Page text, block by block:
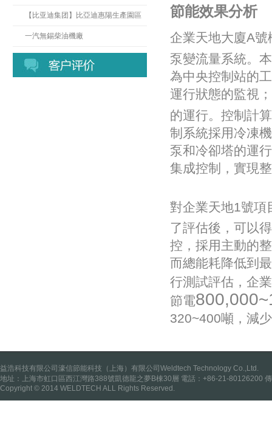
【比亚迪集团】比亞迪惠陽生產園區
一汽無錫柴油機廠
節能效果分析
企業天地大廈A
泵變流量系統。
為中央控制站的
運行狀態的監視
的運行。控制計
制系統採用冷凍
泵和冷卻塔的運
集成控制，實現
對企業天地1號項
了評估後，可以
控，採用主動的
而總能耗降低到
行測試評估，企
節電
320~400噸，減
益浩科技有限公司濠信節能科技（上海）有限公司Weldtech Technology Co.,Ltd.
地址：上海市虹口區西江灣路388號凱德龍之夢B棟30層 電話：+86-21-80126200
Copyright © 2014 WELDTECH ALL Rights Reserved.